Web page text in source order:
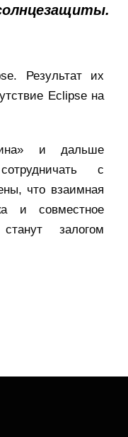
Результат их
Eclipse на
и дальше
с
что взаимная
и совместное
залогом